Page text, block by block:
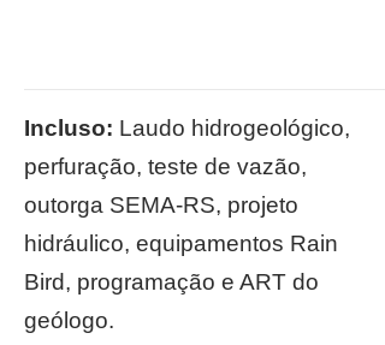
Incluso: Laudo hidrogeológico,
perfuração, teste de vazão,
outorga SEMA-RS, projeto
hidráulico, equipamentos Rain
Bird, programação e ART do
geólogo.